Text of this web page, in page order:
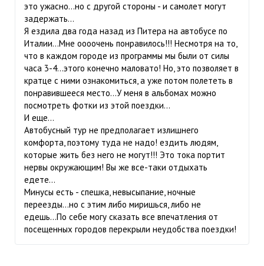
это ужасно...но с другой стороны - и самолет могут
задержать...
Я ездила два года назад из Питера на автобусе по
Италии...Мне оооочень понравилось!!! Несмотря на то,
что в каждом городе из программы мы были от силы
часа 3-4...этого конечно маловато! Но, это позволяет в
кратце с ними ознакомиться, а уже потом полететь в
понравившееся место...У меня в альбомах можно
посмотреть фотки из этой поездки...
И еще...
Автобусный тур не предполагает излишнего
комфорта, поэтому туда не надо! ездить людям,
которые жить без него не могут!!! Это тока портит
нервы окружающим! Вы же все-таки отдыхать
едете...
Минусы есть - спешка, невысыпание, ночные
переезды...но с этим либо миришься, либо не
едешь...По себе могу сказать все впечатления от
посещенных городов перекрыли неудобства поездки!